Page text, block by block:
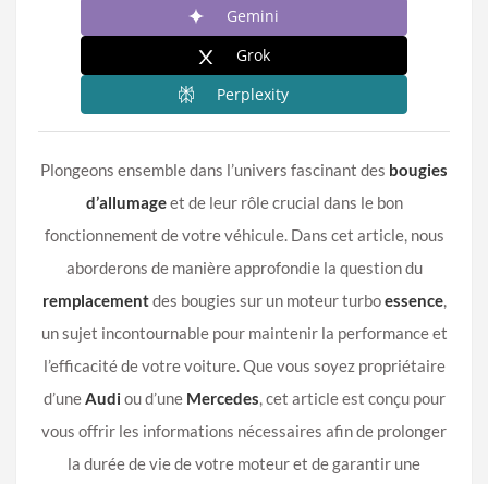
Gemini
Grok
Perplexity
Plongeons ensemble dans l’univers fascinant des bougies
d’allumageet de leur rôle crucial dans le bon
fonctionnement de votre véhicule. Dans cet article, nous
aborderons de manière approfondie la question du
remplacementdes bougies sur un moteur turboessence,
un sujet incontournable pour maintenir la performance et
l’efficacité de votre voiture. Que vous soyez propriétaire
d’uneAudi ou d’une Mercedes, cet article est conçu pour
vous offrir les informations nécessaires afin de prolonger
la durée de vie de votre moteur et de garantir une